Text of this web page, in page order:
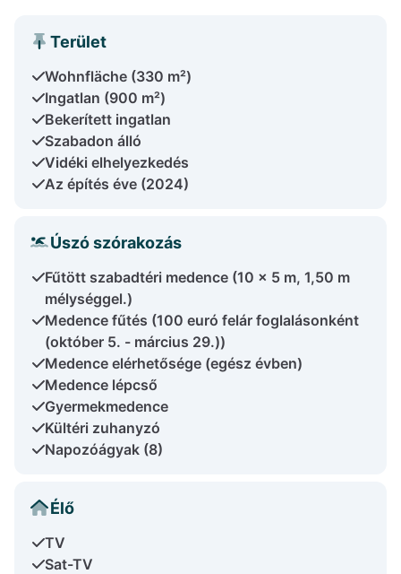
Terület
Wohnfläche (330 m²)
Ingatlan (900 m²)
Bekerített ingatlan
Szabadon álló
Vidéki elhelyezkedés
Az építés éve (2024)
Úszó szórakozás
Fűtött szabadtéri medence (10 x 5 m, 1,50 m
mélységgel.)
Medence fűtés (100 euró felár foglalásonként
(október 5. - március 29.))
Medence elérhetősége (egész évben)
Medence lépcső
Gyermekmedence
Kültéri zuhanyzó
Napozóágyak (8)
Élő
TV
Sat-TV